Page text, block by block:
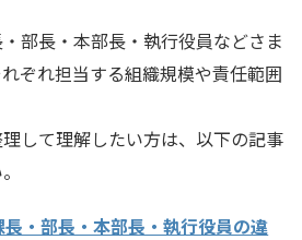
部長・本部長・執行役員などさま
ぞれ担当する組織規模や責任範囲
して理解したい方は、以下の記事
・部長・本部長・執行役員の違